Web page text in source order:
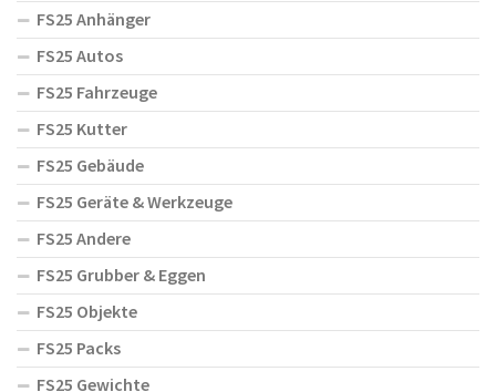
FS25 Anhänger
FS25 Autos
FS25 Fahrzeuge
FS25 Kutter
FS25 Gebäude
FS25 Geräte & Werkzeuge
FS25 Andere
FS25 Grubber & Eggen
FS25 Objekte
FS25 Packs
FS25 Gewichte